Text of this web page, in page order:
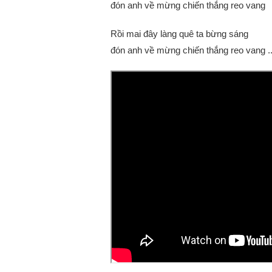
đón anh về mừng chiến thắng reo vang
Rồi mai đây làng quê ta bừng sáng
đón anh về mừng chiến thắng reo vang ..